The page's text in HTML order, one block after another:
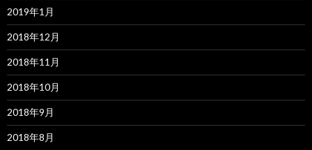
2019年1月
2018年12月
2018年11月
2018年10月
2018年9月
2018年8月